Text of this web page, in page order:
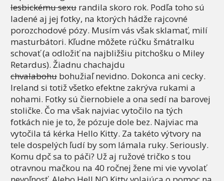
lesbickému sexu randila skoro rok. Podľa toho sú
ladené aj jej fotky, na ktorých hádže rajcovné
porozchodové pózy. Musím vás však sklamať, milí
masturbátori. Kľudne môžete rúčku šmátralku
schovať (a odložiť na najbližšiu pitchošku o Miley
Retardus). Žiadnu chachajdu
chvalabohu bohužiaľ nevidno. Dokonca ani cecky.
Ireland si totiž všetko efektne zakrýva rukami a
nohami. Fotky sú čiernobiele a ona sedí na barovej
stoličke. Čo ma však najviac vytočilo na tých
fotkách nie je to, že pózuje dole bez. Najviac ma
vytočila tá kérka Hello Kitty. Za takéto výtvory na
tele dospelých ľudí by som lámala ruky. Seriously.
Komu dpč sa to páči? Už aj ružové tričko s tou
otravnou mačkou na 40 ročnej žene mi vie vyvolať